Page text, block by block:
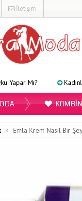
İletişim
Kadınlar İçin Farklı
KOMBIN
» Emla Krem Nasıl Bir